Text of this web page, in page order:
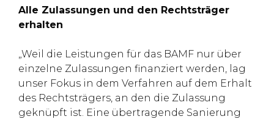
Alle Zulassungen und den Rechtsträger
erhalten
„Weil die Leistungen für das BAMF nur über
einzelne Zulassungen finanziert werden, lag
unser Fokus in dem Verfahren auf dem Erhalt
des Rechtsträgers, an den die Zulassung
geknüpft ist. Eine übertragende Sanierung